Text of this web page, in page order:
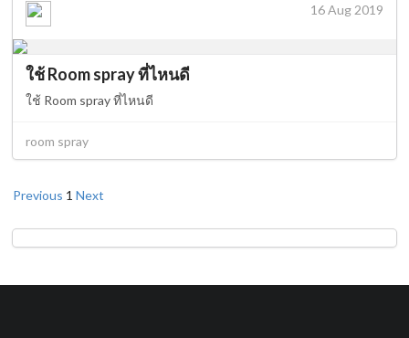
16 Aug 2019
ใช้ Room spray ที่ไหนดี
ใช้ Room spray ที่ไหนดี
room spray
Previous 1 Next